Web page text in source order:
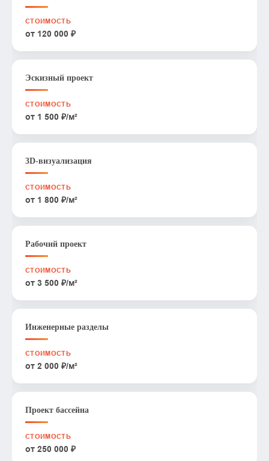
от 120 000 ₽
Эскизный проект
от 1 500 ₽/м²
3D-визуализация
от 1 800 ₽/м²
Рабочий проект
от 3 500 ₽/м²
Инженерные разделы
от 2 000 ₽/м²
Проект бассейна
от 250 000 ₽